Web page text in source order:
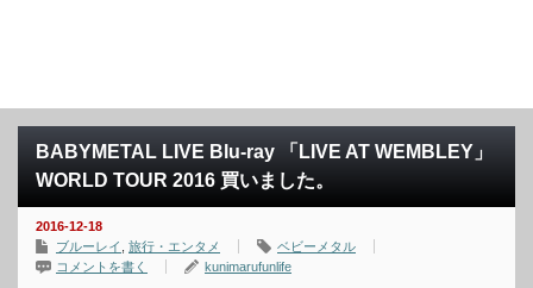
BABYMETAL LIVE Blu-ray 「LIVE AT WEMBLEY」
WORLD TOUR 2016 買いました。
2016-12-18
ブルーレイ
旅行・エンタメ
ベビーメタル
コメントを書く
kunimarufunlife